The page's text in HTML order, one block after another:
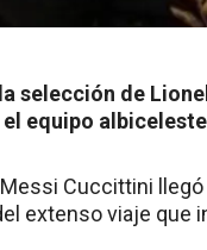
selección de
equipo
Cuccittini
extenso viaje que